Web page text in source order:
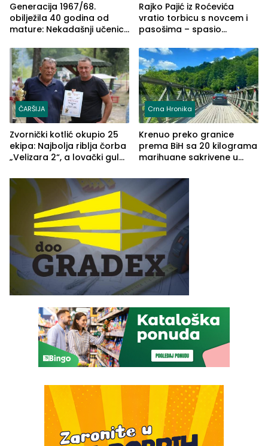
Generacija 1967/68.
obilježila 40 godina od
mature: Nekadašnji učenici
(FOTO)
Rajko Pajić iz Roćevića
vratio torbicu s novcem i
pasošima – spasio
Grčkoj
ČARŠIJA
Zvornički kotlić okupio 25
ekipa: Najbolja riblja čorba
„Velizara 2“, a lovački gulaš
Crna Hronika
Krenuo preko granice
prema BiH sa 20 kilograma
marihuane sakrivene u